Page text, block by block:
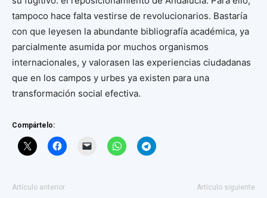
tampoco hace falta vestirse de revolucionarios. Bastaría
con que leyesen la abundante bibliografía académica, ya
parcialmente asumida por muchos organismos
internacionales, y valorasen las experiencias ciudadanas
que en los campos y urbes ya existen para una
transformación social efectiva.
Compártelo:
Artículo anterior Artículo siguiente